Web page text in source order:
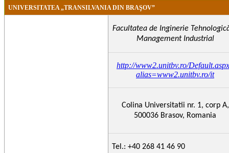
UNIVERSITATEA „TRANSILVANIA DIN BRAŞOV”
Facultatea de Inginerie
Management Industrial
http://www2.unitbv.ro/
alias=www2.unitbv.ro/it
Colina Universitatii nr. 1, corp A,
500036 Brasov, Romania
Tel.: +40 268 41 46 90